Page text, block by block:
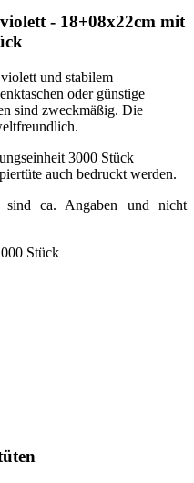
3000 Stück
auch bedruckt werden.
Stück
das jeweilige Produkt,
auswählen. Dann gehen
und stellen die richtige
Nachdem Sie die